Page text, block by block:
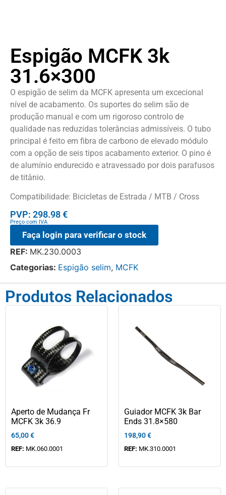
Espigão MCFK 3k
31.6×300
O espigão de selim da MCFK apresenta um excecional
nível de acabamento. Os suportes do selim são de
produção manual e com um rigoroso controlo de
qualidade nas reduzidas tolerâncias admissíveis. O tubo
principal é feito em fibra de carbono de elevado módulo
com a opção de seis tipos acabamento exterior. O pino é
de alumínio endurecido e atravessado por dois parafusos
de titânio.
Compatibilidade: Bicicletas de Estrada / MTB / Cross
PVP: 298.98 €
Preço com IVA
Faça login para verificar o stock
REF: MK.230.0003
Categorias: Espigão selim, MCFK
Produtos Relacionados
Aperto de Mudança Fr
MCFK 3k 36.9
65,00€
REF: MK.060.0001
Guiador MCFK 3k Bar
Ends 31.8×580
198,90€
REF: MK.310.0001